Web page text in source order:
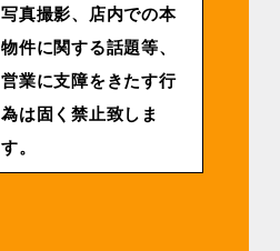
写真撮影、店内での本
物件に関する話題等、
営業に支障をきたす行
為は固く禁止致しま
す。